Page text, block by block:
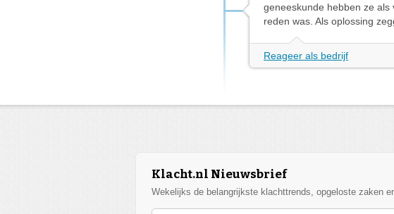
geneeskunde hebben ze
reden was. Als oplossing
Reageer als bedrijf
Klacht.nl Nieuwsbrief
Wekelijks de belangrijkste klachttrends, opgeloste zaken